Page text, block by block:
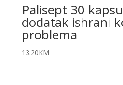
Palisept 30
dodatak ishrani
problema
13.20KM